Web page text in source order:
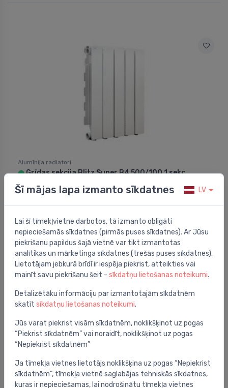
Alumīnija radiatori
⬤Grīdas sekcija Blitz Super B4 500/100 1 sekc.,
92.00 €
Alumīnija radiatori
⬤Grīdas sekcija Blitz Super B4 350/100 1 sekc.,
L=80mm, grīdas piesl. (kreisā puse)
Šī mājas lapa izmanto sīkdatnes LV
Lai šī tīmekļvietne darbotos, tā izmanto obligāti
nepieciešamās sīkdatnes (pirmās puses sīkdatnes). Ar Jūsu
piekrišanu papildus šajā vietnē var tikt izmantotas
analītikas un mārketinga sīkdatnes (trešās puses sīkdatnes).
Lietotājam jebkurā brīdī ir iespēja piekrist, atteikties vai
mainīt savu piekrišanu šeit - sīkdatņu lietošanas noteikumi.
Detalizētāku informāciju par izmantotajām sīkdatnēm
skatīt sīkdatņu lietošanas noteikumi.
Jūs varat piekrist visām sīkdatnēm, noklikšķinot uz pogas
“Piekrist sīkdatnēm” vai noraidīt, noklikšķinot uz pogas
“Nepiekrist sīkdatnēm”
Ja tīmekļa vietnes lietotājs noklikšķina uz pogas “Nepiekrist
sīkdatnēm”, tīmekļa vietnē saglabājas tehniskās sīkdatnes,
kuras ir nepieciešamas, lai nodrošinātu tīmekļa vietnes